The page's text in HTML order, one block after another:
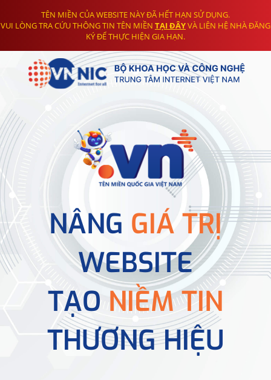
TÊN MIỀN CỦA WEBSITE NÀY ĐÃ HẾT HẠN SỬ DỤNG.
VUI LÒNG TRA CỨU THÔNG TIN TÊN MIỀN TẠI ĐÂYVÀ LIÊN HỆ NHÀ ĐĂNG
KÝ ĐỂ THỰC HIỆN GIA HẠN.
NÂNG GIÁ TRỊ
WEBSITE
TẠONIỀM TIN
THƯƠNG HIỆU